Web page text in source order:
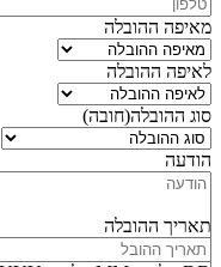
מאיפה ההובלה
לאיפה ההובלה
סוג ההובלה(חובה)
הודעה
תאריך ההובלה